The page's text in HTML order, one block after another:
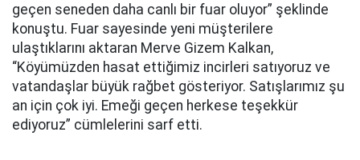
geçen seneden daha canlı bir fuar oluyor” şeklinde
konuştu. Fuar sayesinde yeni müşterilere
ulaştıklarını aktaran Merve Gizem Kalkan,
“Köyümüzden hasat ettiğimiz incirleri satıyoruz ve
vatandaşlar büyük rağbet gösteriyor. Satışlarımız şu
an için çok iyi. Emeği geçen herkese teşekkür
ediyoruz” cümlelerini sarf etti.